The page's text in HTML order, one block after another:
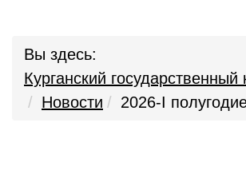
Вы здесь:
Курганский
Новости
2026-I